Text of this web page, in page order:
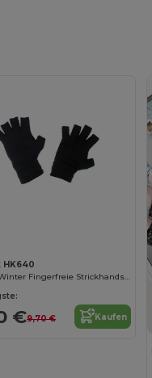
HK640
€9,70 € Kaufen